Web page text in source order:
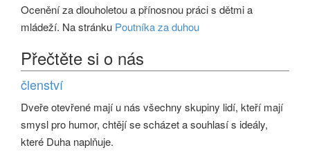
Ocenění za dlouholetou a přínosnou práci s dětmi a
mládeží. Na stránku Poutníka za duhou
Přečtěte si o nás
členství
Dveře otevřené mají u nás všechny skupiny lidí, kteří mají
smysl pro humor, chtějí se scházet a souhlasí s ideály,
které Duha naplňuje.